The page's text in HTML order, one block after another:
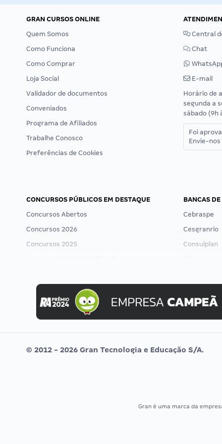
GRAN CURSOS ONLINE
Quem Somos
Como Funciona
Como Comprar
Loja Social
Validador de documentos
Conveniados
Programa de Afiliados
Trabalhe Conosco
Preferências de Cookies
Central
Chat
E-mail
Horário de
segunda a
sábado (9h
Foi
Envie-
CONCURSOS PÚBLICOS EM DESTAQUE
Concursos Abertos
Concursos 2026
Concursos 2025
Concurso MPU
Editais publicados
BANCAS
Cebraspe
Cesgranrio
Consulplan
Selecon
Uniase
Vunesp
© 2012 - 2026 Gran Tecnologia e Educação S/A.
Gran é uma marca da